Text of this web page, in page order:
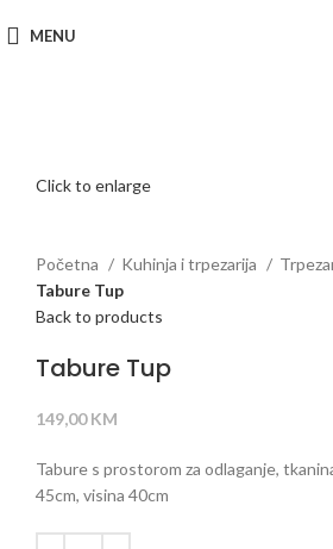
MENU
Click to enlarge
Početna Kuhinja i trpezarija
Tabure Tup
Back to products
Tabure Tup
149,00KM
Tabure s prostorom za odlaganje,
45cm, visina 40cm